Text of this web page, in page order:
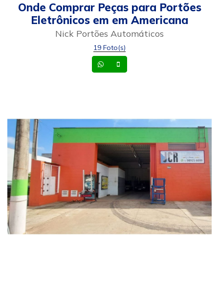
Onde Comprar Peças para Portões
Eletrônicos em em Americana
Nick Portões Automáticos
19 Foto(s)
Whatsapp